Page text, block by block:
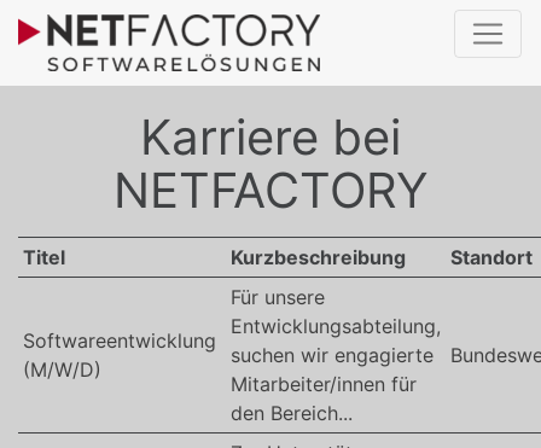
Karriere bei
NETFACTORY
Titel Kurzbeschreibung Standort
Softwareentwicklung
(M/W/D)
Für unsere
Entwicklungsabteilung,
suchen wir engagierte
Mitarbeiter/innen für
den Bereich...